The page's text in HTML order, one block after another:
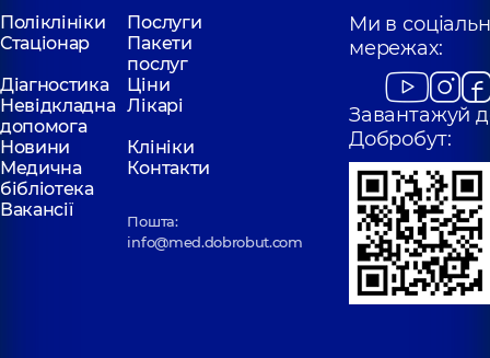
Поліклініки
Послуги
Стаціонар
Пакети
послуг
Діагностика
Ціни
Невідкладна
допомога
Лікарі
Новини
Клініки
Медична
бібліотека
Контакти
Вакансії
Пошта:
info@med.dobrobut.com
Ми в
мережах:
Завантажуй
Добробут: